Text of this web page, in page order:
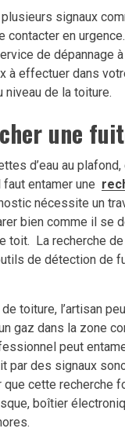
signaux
contacter en
de
à effectuer dans
niveau de la toiture.
une
d’eau au
entamer une
nécessite un
bien comme il se
toit. La recherche
de détection de
toiture, l’artisan
gaz dans la zone
peut
par des signaux
que cette recherche
boîtier